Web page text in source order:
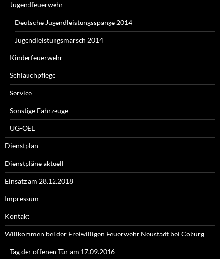
Jugendfeuerwehr
Deutsche Jugendleistungsspange 2014
Jugendleistungsmarsch 2014
Kinderfeuerwehr
Schlauchpflege
Service
Sonstige Fahrzeuge
UG-ÖEL
Dienstplan
Dienstpläne aktuell
Einsatz am 28.12.2018
Impressum
Kontakt
Willkommen bei der Freiwilligen Feuerwehr Neustadt bei Coburg
Tag der offenen Tür am 17.09.2016